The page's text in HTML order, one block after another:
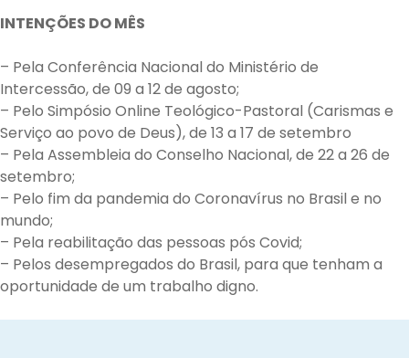
INTENÇÕES DO MÊS
– Pela Conferência Nacional do Ministério de
Intercessão, de 09 a 12 de agosto;
– Pelo Simpósio Online Teológico-Pastoral (Carismas e
Serviço ao povo de Deus), de 13 a 17 de setembro
– Pela Assembleia do Conselho Nacional, de 22 a 26 de
setembro;
– Pelo fim da pandemia do Coronavírus no Brasil e no
mundo;
– Pela reabilitação das pessoas pós Covid;
– Pelos desempregados do Brasil, para que tenham a
oportunidade de um trabalho digno.